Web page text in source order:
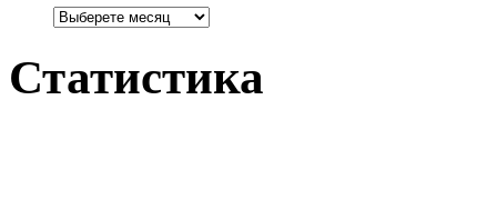
Статистика